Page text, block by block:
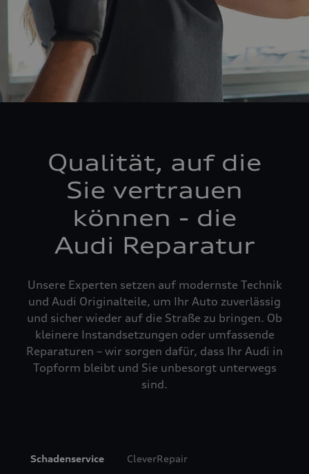
Qualität, auf die
Sie vertrauen
können - die
Audi Reparatur
Unsere Experten setzen auf modernste Technik
und Audi Originalteile, um Ihr Auto zuverlässig
und sicher wieder auf die Straße zu bringen. Ob
kleinere Instandsetzungen oder umfassende
Reparaturen – wir sorgen dafür, dass Ihr Audi in
Topform bleibt und Sie unbesorgt unterwegs
sind.
Schadenservice CleverRepair